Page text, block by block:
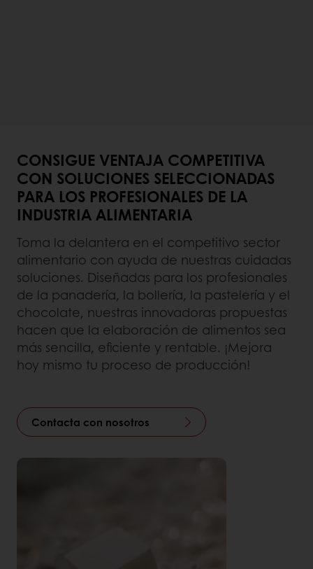
CONSIGUE VENTAJA COMPETITIVA
CON SOLUCIONES SELECCIONADAS
PARA LOS PROFESIONALES DE LA
INDUSTRIA ALIMENTARIA
Toma la delantera en el competitivo sector
alimentario con ayuda de nuestras cuidadas
soluciones. Diseñadas para los profesionales
de la panadería, la bollería, la pastelería y el
chocolate, nuestras innovadoras propuestas
hacen que la elaboración de alimentos sea
más sencilla, eficiente y rentable. ¡Mejora
hoy mismo tu proceso de producción!
Contacta con nosotros